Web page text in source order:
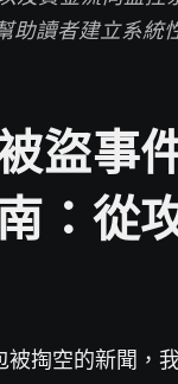
讀者建立系統
盜事
：從
掏空的新聞，